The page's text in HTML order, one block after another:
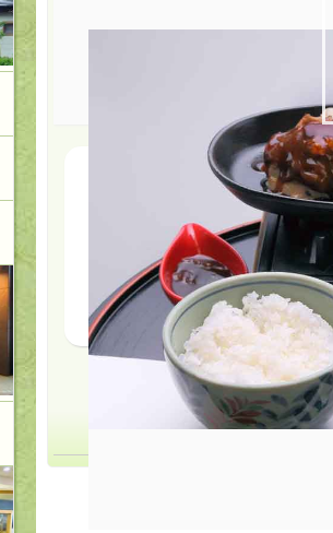
大ぶり鉄板ハンバーグ
山留の本格鉄板ハンバーグ